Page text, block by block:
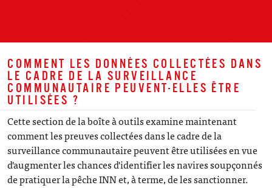
COMMENT LES DONNÉES COLLECTÉES DANS
LE CADRE DE LA SURVEILLANCE
COMMUNAUTAIRE PEUVENT-ELLES ÊTRE
UTILISÉES ?
Cette section de la boîte à outils examine maintenant
comment les preuves collectées dans le cadre de la
surveillance communautaire peuvent être utilisées en vue
d'augmenter les chances d'identifier les navires soupçonnés
de pratiquer la pêche INN et, à terme, de les sanctionner.